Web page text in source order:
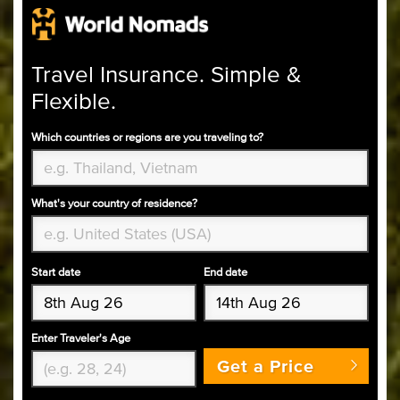
Travel Insurance. Simple &
Flexible.
Which countries or regions are you traveling to?
What's your country of residence?
Start date End date
Enter Traveler's Age
Get a Price